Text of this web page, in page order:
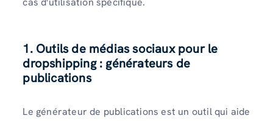
1. Outils de médias sociaux pour le
dropshipping : générateurs de
publications
Le générateur de publications est un outil qui aide